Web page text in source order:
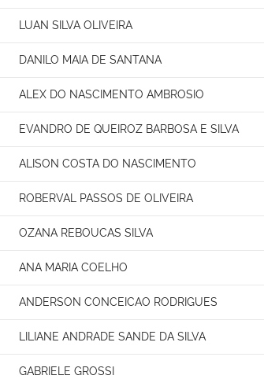
LUAN SILVA OLIVEIRA
DANILO MAIA DE SANTANA
ALEX DO NASCIMENTO AMBROSIO
EVANDRO DE QUEIROZ BARBOSA E SILVA
ALISON COSTA DO NASCIMENTO
ROBERVAL PASSOS DE OLIVEIRA
OZANA REBOUCAS SILVA
ANA MARIA COELHO
ANDERSON CONCEICAO RODRIGUES
LILIANE ANDRADE SANDE DA SILVA
GABRIELE GROSSI